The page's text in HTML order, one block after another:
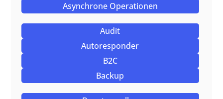
Asynchrone Operationen
Audit
Autoresponder
B2C
Backup